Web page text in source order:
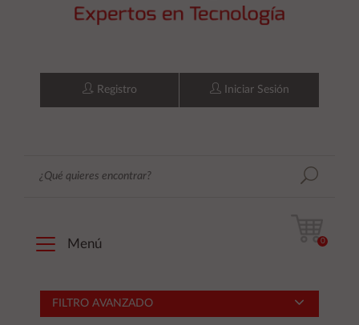
Registro Iniciar Sesión
Menú 0
FILTRO AVANZADO